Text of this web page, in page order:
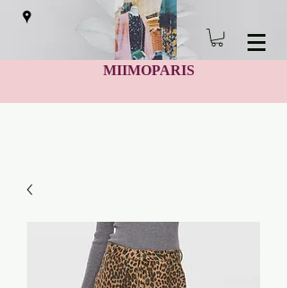
MIIMOPARIS